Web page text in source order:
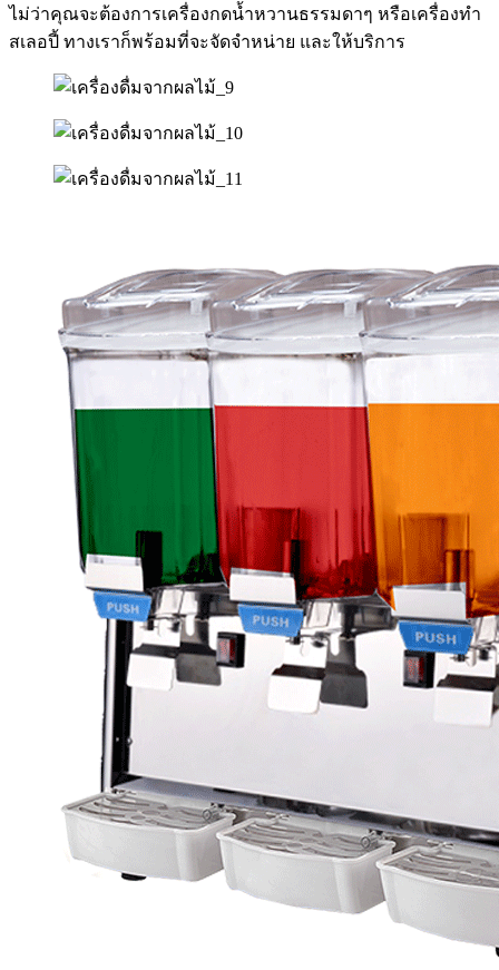
ไม่ว่าคุณจะต้องการเครื่องกดน้ำหวานธรรมดาๆ หรือเครื่องทำ
สเลอปี้ ทางเราก็พร้อมที่จะจัดจำหน่าย และให้บริการ